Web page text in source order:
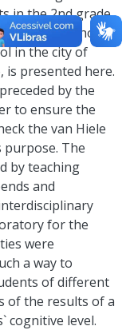
in the 2nd grade
school
in the city of
is presented here.
by the
to ensure the
the van Hiele
purpose. The
by teaching
and
for the
were
a way to
of different
of the results of a
cognitive level.